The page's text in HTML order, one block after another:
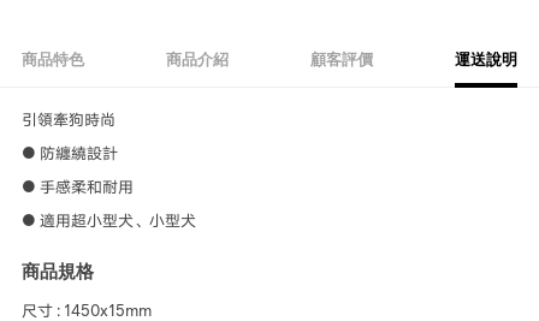
商品特色 商品介紹 顧客評價 運送說明
引領牽狗時尚
● 防纏繞設計
● 手感柔和耐用
● 適用超小型犬、小型犬
商品規格
尺寸 : 1450x15mm